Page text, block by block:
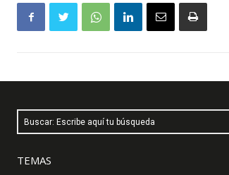
Buscar: Escribe aquí tu búsqueda
TEMAS